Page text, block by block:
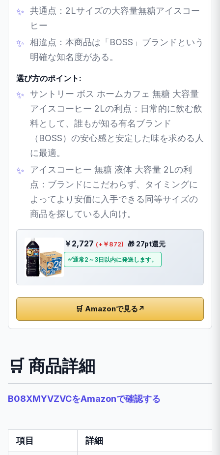
共通点：2Lサイズの大容量無糖アイスコー
ヒー
相違点：本商品は「BOSS」ブランドという
明確な知名度がある。
選び方のポイント:
サントリー ボス ホームカフェ 無糖 大容量
アイスコーヒー 2Lの利点：日常的に飲む飲
料として、誰もが知る有名ブランド
（BOSS）の安心感と安定した味を求める人
に最適。
アイスコーヒー 無糖 液体 大容量 2Lの利
点：ブランドにこだわらず、タイミングに
よってより安価に入手できる同等サイズの
商品を探している人向け。
￥2,727 (+￥872) 🎁 27pt還元
通常2～3日以内に発送します。
🛒 Amazonで見る ↗
🛒 商品詳細
B08XMYVZVCをAmazonで確認する
項目 詳細